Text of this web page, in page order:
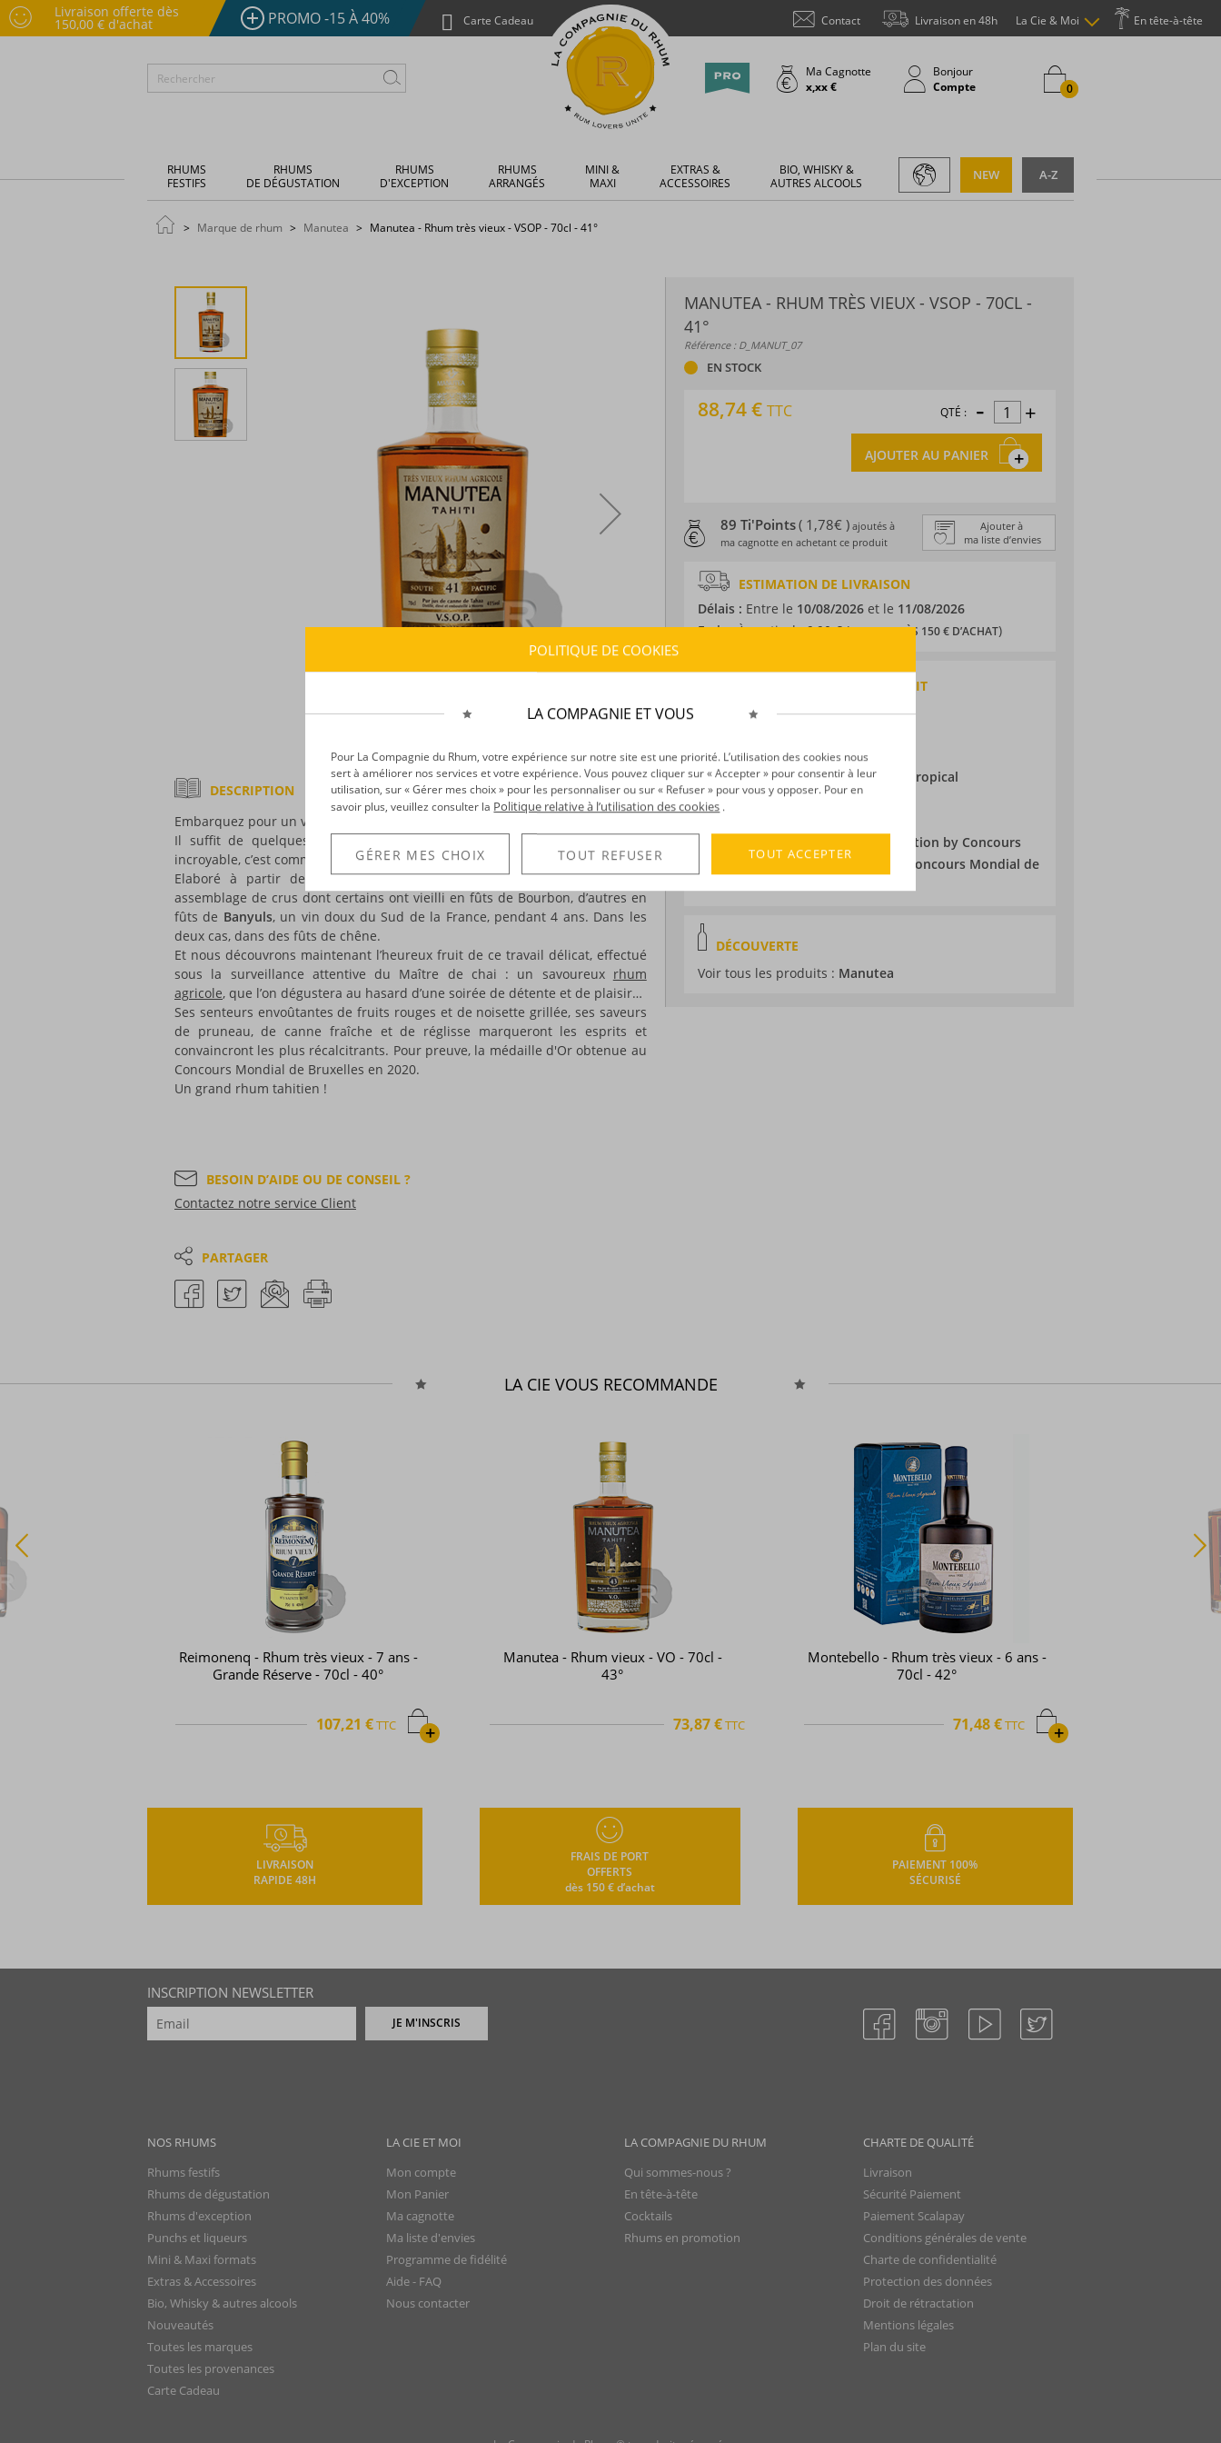
Livraison offerte dès
150,00 € d'achat PROMO -15 À 40% Carte Cadeau En tête-à-tête
La Cie & Moi
Livraison en 48h
Contact
Ma Cagnotte
x,xx €
Bonjour
Compte
0
RHUMS
FESTIFS
RHUMS
DE DÉGUSTATION
RHUMS
D'EXCEPTION
RHUMS
ARRANGÉS
MINI &
MAXI
EXTRAS &
ACCESSOIRES
BIO, WHISKY &
AUTRES ALCOOLS
A-Z
NEW
Marque de rhum Manutea Manutea - Rhum très vieux - VSOP - 70cl - 41°
MANUTEA - RHUM TRÈS VIEUX - VSOP - 70CL -
41°
Référence : D_MANUT_07
EN STOCK
88,74 € TTC QTÉ : - +
AJOUTER AU PANIER
Ajouter à
ma liste d’envies
89 Ti'Points( 1,78€ )ajoutés à
ma cagnotte en achetant ce produit
ESTIMATION DE LIVRAISON
Délais : Entre le 10/08/2026et le 11/08/2026
Frais :À partir de 9,90 € (OFFERTS DÈS 150 € D’ACHAT)
CARACTÉRISTIQUES DU PRODUIT
Type d’alcool :Rhum agricole
Distillation :Colonne
Environnement de vieillissement :
Tropical
Volume :70CL
Or 2023 au Spirits Selection by Concours
Mondial de Bruxelles, Or 2020 au Concours Mondial de
DÉCOUVERTE
Voir tous les produits : Manutea
DESCRIPTION
Embarquez pour un voyage vers l’océan Pacifique, à destination de
Il suffit de quelques gorgées de ce rhum très vieux, les yeux fermés…
incroyable, c’est comme si vous y étiez !
Elaboré à partir de
pur jus de canne, ce rhum tahitien résulte d’un
assemblage de crus dont certains ont vieilli en fûts de Bourbon, d’autres en
fûts de Banyuls, un vin doux du Sud de la France, pendant 4 ans. Dans les
deux cas, dans des fûts de chêne.
Et nous découvrons maintenant l’heureux fruit de ce travail délicat, effectué
sous la surveillance attentive du Maître de chai : un savoureux rhum
agricole, que l’on dégustera au hasard d’une soirée de détente et de plaisir…
Ses senteurs envoûtantes de fruits rouges et de noisette grillée, ses saveurs
de pruneau, de canne fraîche et de réglisse marqueront les esprits et
convaincront les plus récalcitrants. Pour preuve, la médaille d'Or obtenue au
Concours Mondial de Bruxelles en 2020.
Un grand rhum tahitien !
BESOIN D’AIDE OU DE CONSEIL ?
Contactez notre service Client
PARTAGER
LA CIE VOUS RECOMMANDE
Reimonenq - Rhum très vieux - 7 ans -
Grande Réserve - 70cl - 40°
+
107,21 €TTC
Manutea - Rhum vieux - VO - 70cl -
43°
73,87 €TTC
Montebello - Rhum très vieux - 6 ans -
70cl - 42°
+
71,48 €TTC
LIVRAISON
RAPIDE 48H
FRAIS DE PORT
OFFERTS
dès 150 € d’achat
PAIEMENT 100%
SÉCURISÉ
INSCRIPTION NEWSLETTER
JE M'INSCRIS
NOS RHUMS
Rhums festifs
Rhums de dégustation
Rhums d'exception
Punchs et liqueurs
Mini & Maxi formats
Extras & Accessoires
Bio, Whisky & autres alcools
Nouveautés
Toutes les marques
Toutes les provenances
Carte Cadeau
LA COMPAGNIE DU RHUM
Qui sommes-nous ?
En tête-à-tête
Cocktails
Rhums en promotion
LA CIE ET MOI
Mon compte
Mon Panier
Ma cagnotte
Ma liste d'envies
Programme de fidélité
Aide - FAQ
Nous contacter
CHARTE DE QUALITÉ
Livraison
Sécurité Paiement
Paiement Scalapay
Conditions générales de vente
Charte de confidentialité
Protection des données
Droit de rétractation
Mentions légales
Plan du site
POLITIQUE DE COOKIES
LA COMPAGNIE ET VOUS
Pour La Compagnie du Rhum, votre expérience sur notre site est une priorité. L’utilisation des cookies nous
sert à améliorer nos services et votre expérience. Vous pouvez cliquer sur « Accepter » pour consentir à leur
utilisation, sur « Gérer mes choix » pour les personnaliser ou sur « Refuser » pour vous y opposer. Pour en
savoir plus, veuillez consulter la Politique relative à l’utilisation des cookies .
GÉRER MES CHOIX TOUT REFUSER TOUT ACCEPTER